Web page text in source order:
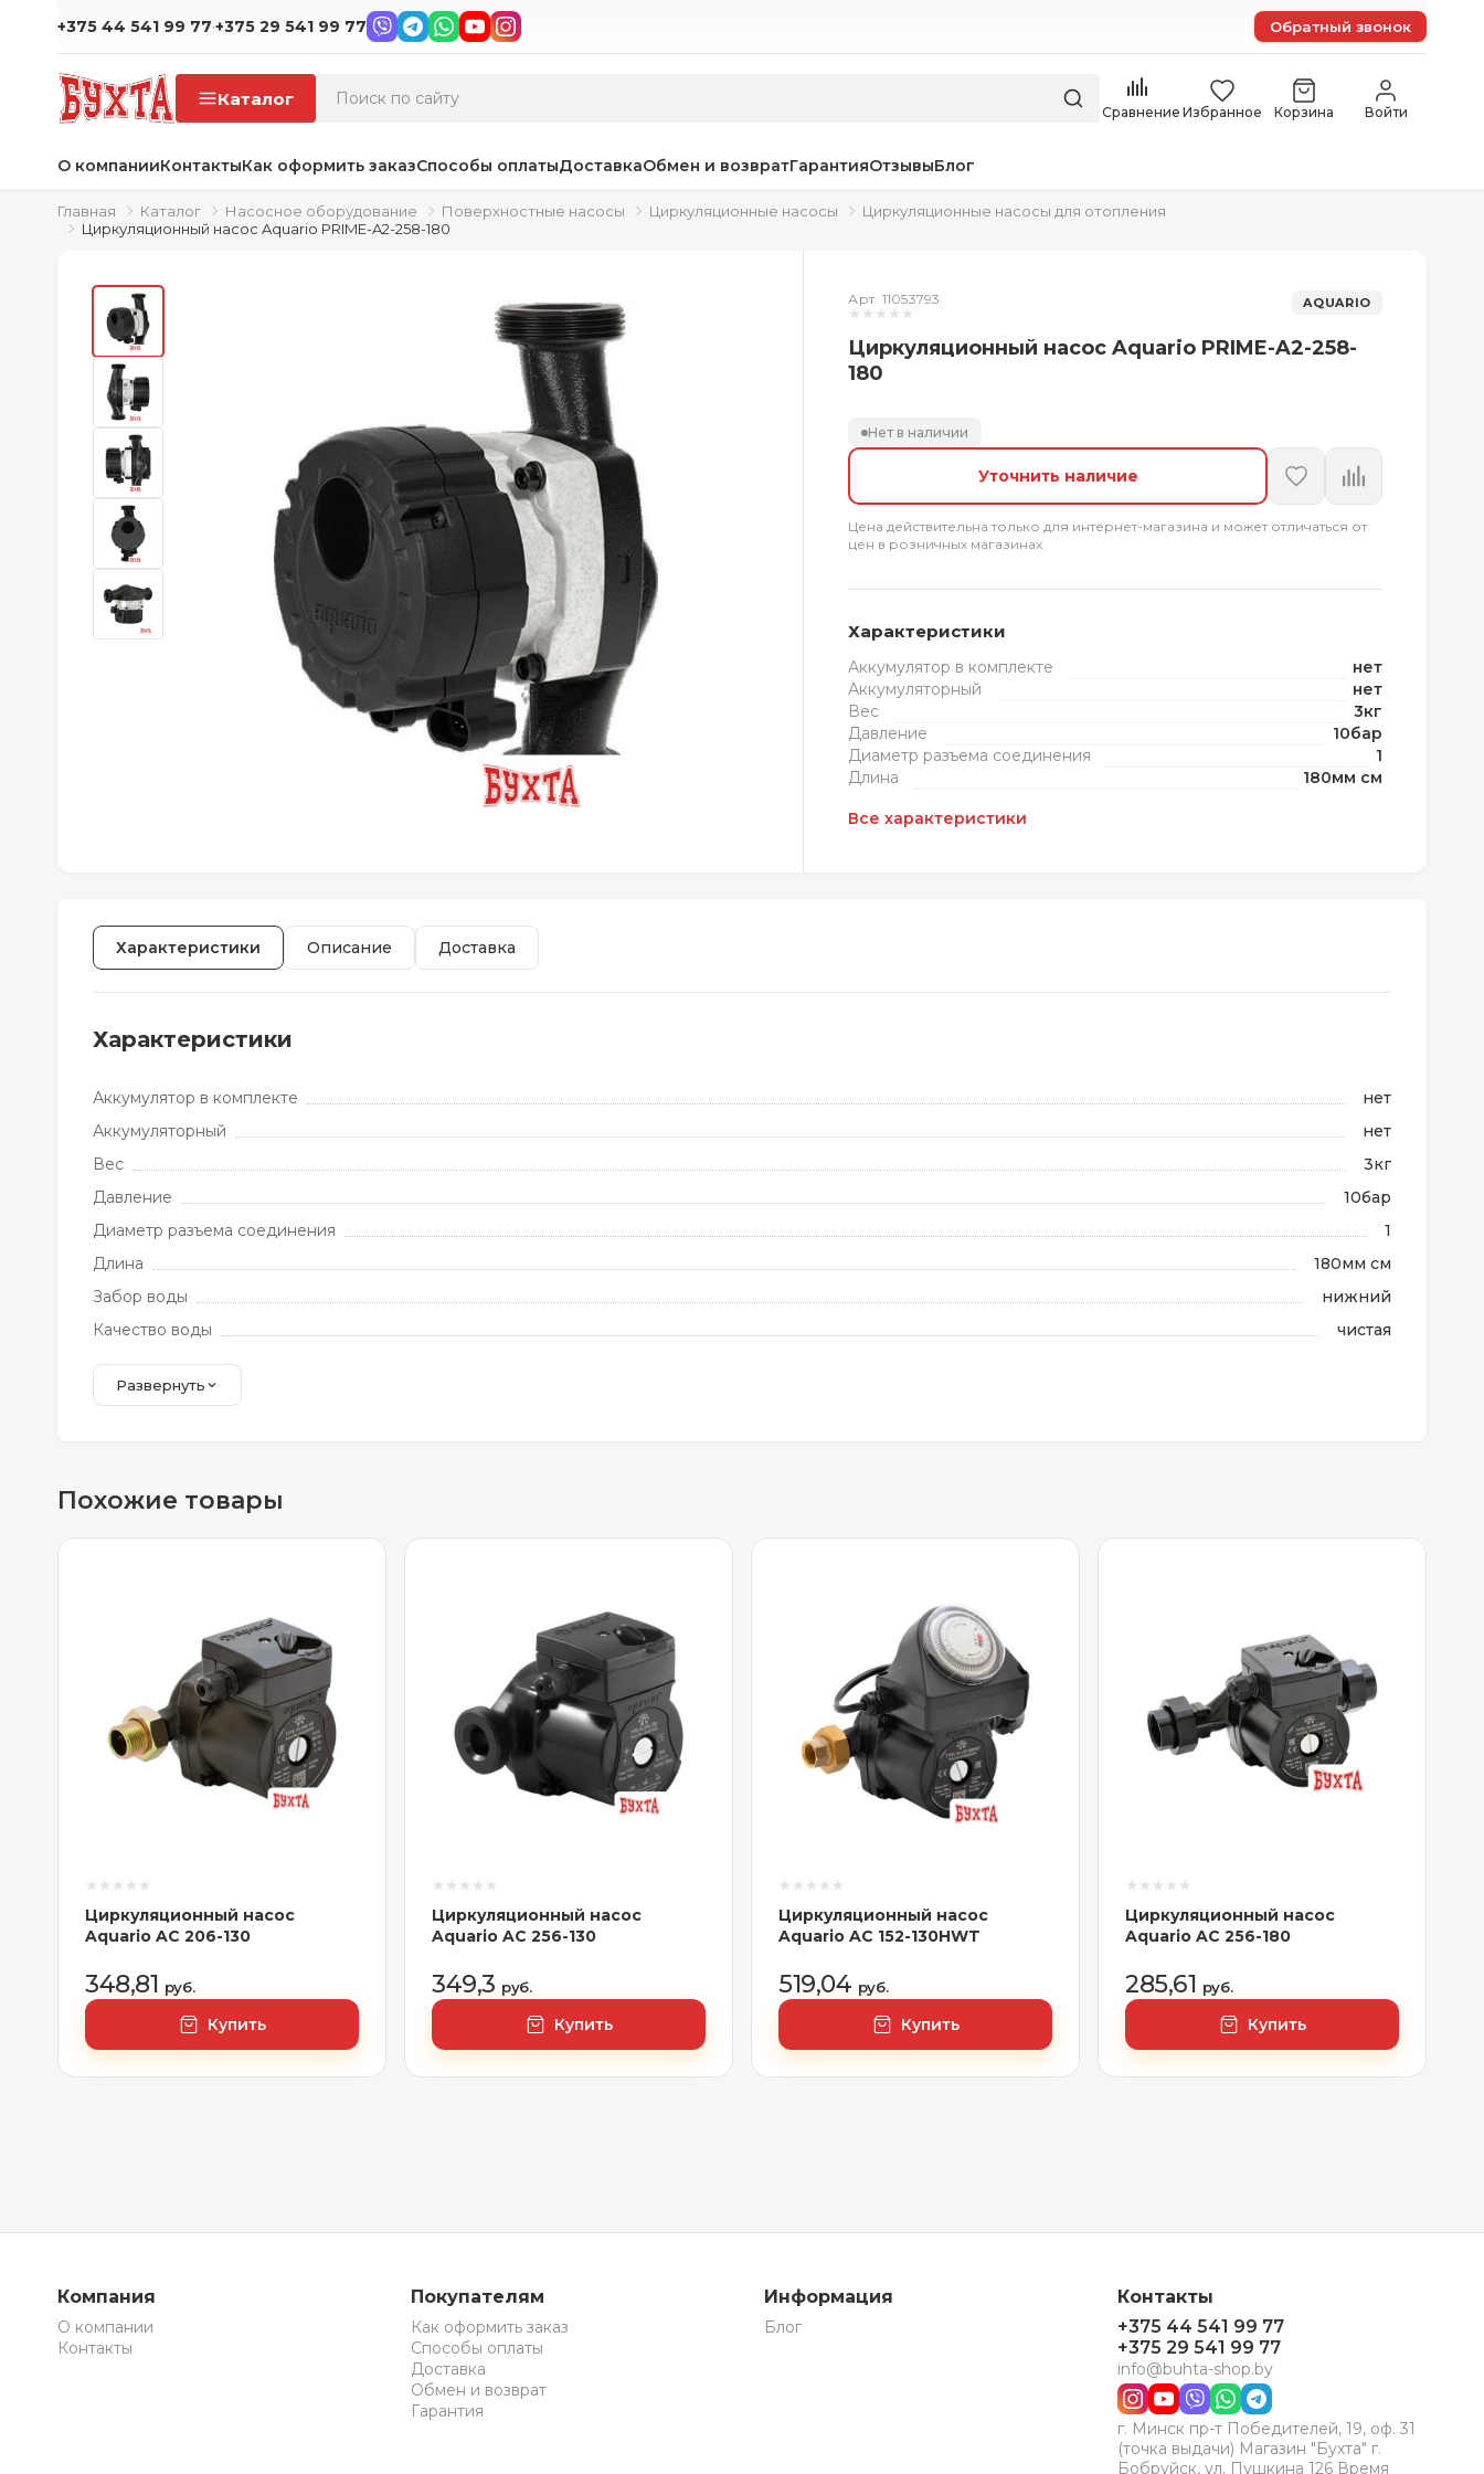
+375 44 541 99 77·+375 29 541 99 77 Обратный звонок
Каталог
Сравнение Избранное Корзина Войти
О компанииКонтактыКак оформить заказСпособы оплатыДоставкаОбмен и возвратГарантияОтзывыБлог
Главная Каталог Насосное оборудование Поверхностные насосы Циркуляционные насосы
Циркуляционные насосы для отопления
Циркуляционный насос Aquario PRIME-A2-258-180
Арт. 11053793 AQUARIO
Циркуляционный насос Aquario PRIME-A2-258-
180
Нет в наличии
Уточнить наличие
Цена действительна только для интернет-магазина и может отличаться от
цен в розничных магазинах
Характеристики
Аккумулятор в комплекте
нет
Аккумуляторный
нет
Вес
3кг
Давление
10бар
Диаметр разъема соединения
1
Длина
180мм см
Все характеристики
Характеристики Описание Доставка
Характеристики
Аккумулятор в комплекте
нет
Аккумуляторный
нет
Вес
3кг
Давление
10бар
Диаметр разъема соединения
1
Длина
180мм см
Забор воды
нижний
Качество воды
чистая
Развернуть
Похожие товары
Циркуляционный насос
Aquario AC 206-130
348,81 руб.
Купить
Циркуляционный насос
Aquario AC 256-130
349,3 руб.
Купить
Циркуляционный насос
Aquario AC 152-130HWT
519,04 руб.
Купить
Циркуляционный насос
Aquario AC 256-180
285,61 руб.
Купить
Компания
О компании
Контакты
Покупателям
Как оформить заказ
Способы оплаты
Доставка
Обмен и возврат
Гарантия
Информация
Блог
Контакты
+375 44 541 99 77
+375 29 541 99 77
info@buhta-shop.by
г. Минск пр-т Победителей, 19, оф. 31
(точка выдачи) Магазин "Бухта" г.
Бобруйск, ул. Пушкина 126 Время